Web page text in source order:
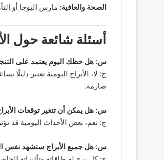
الصحة والعافية: مارس اليوجا أو
أسئلة شائعة حول
س: هل حظك اليوم يعتمد على
ج: لا، الأبراج اليومية تعتبر
صارمة.
س: هل يمكن أن تتغير توقعات
ج: نعم، بعض الأحداث اليومية قد
س: هل جميع الأبراج ستشهد نفس